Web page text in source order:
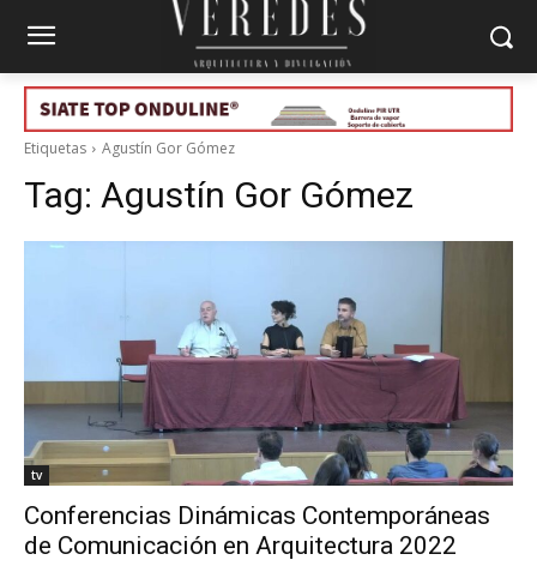
Etiquetas Agustín Gor Gómez
Tag: Agustín Gor Gómez
tv
Conferencias Dinámicas Contemporáneas
de Comunicación en Arquitectura 2022